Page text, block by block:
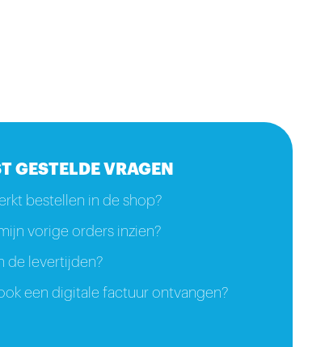
GESTELDE VRAGEN
bestellen in de shop?
vorige orders inzien?
de levertijden?
een digitale factuur ontvangen?